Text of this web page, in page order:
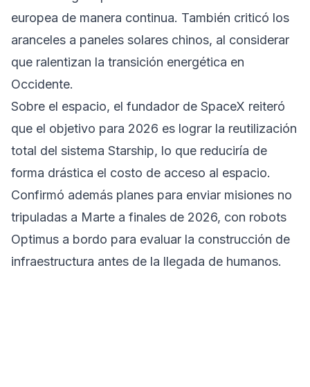
europea de manera continua. También criticó los
aranceles a paneles solares chinos, al considerar
que ralentizan la transición energética en
Occidente.
Sobre el espacio, el fundador de SpaceX reiteró
que el objetivo para 2026 es lograr la reutilización
total del sistema Starship, lo que reduciría de
forma drástica el costo de acceso al espacio.
Confirmó además planes para enviar misiones no
tripuladas a Marte a finales de 2026, con robots
Optimus a bordo para evaluar la construcción de
infraestructura antes de la llegada de humanos.